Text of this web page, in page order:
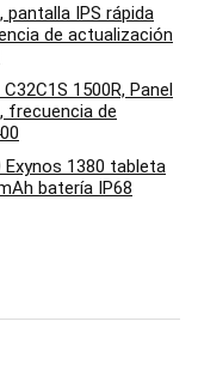
pantalla IPS rápida
de actualización
1500R, Panel
frecuencia de
Exynos 1380 tableta
batería IP68